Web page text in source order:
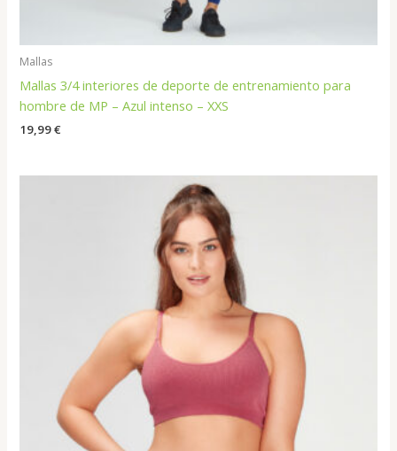
Mallas
Mallas 3/4 interiores de deporte de entrenamiento para
hombre de MP – Azul intenso – XXS
19,99€